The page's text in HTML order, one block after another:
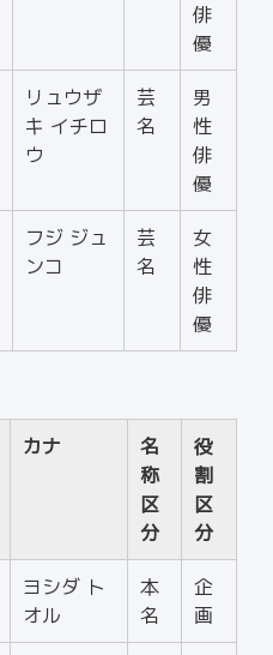
俳
優
リュウザ
キ イチロ
ウ
芸
名
男
性
俳
優
フジ ジュ
ンコ
芸
名
女
性
俳
優
カナ
名
称
区
分
役
割
区
分
ヨシダ ト
オル
本
名
企
画